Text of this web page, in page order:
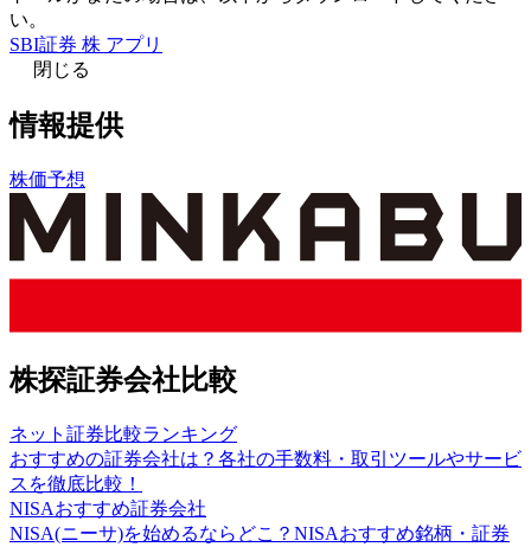
い。
SBI証券 株 アプリ
閉じる
情報提供
株価予想
株探証券会社比較
ネット証券比較ランキング
おすすめの証券会社は？各社の手数料・取引ツールやサービ
スを徹底比較！
NISAおすすめ証券会社
NISA(ニーサ)を始めるならどこ？NISAおすすめ銘柄・証券